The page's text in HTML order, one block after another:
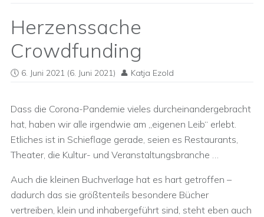
Herzenssache
Crowdfunding
6. Juni 2021 (6. Juni 2021) Katja Ezold
Dass die Corona-Pandemie vieles durcheinandergebracht
hat, haben wir alle irgendwie am „eigenen Leib“ erlebt.
Etliches ist in Schieflage gerade, seien es Restaurants,
Theater, die Kultur- und Veranstaltungsbranche …
Auch die kleinen Buchverlage hat es hart getroffen –
dadurch das sie größtenteils besondere Bücher
vertreiben, klein und inhabergeführt sind, steht eben auch